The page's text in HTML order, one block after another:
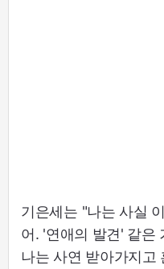
기은세는 "나는 사실
어. '연애의 발견' 같은
나는 사연 받아가지고